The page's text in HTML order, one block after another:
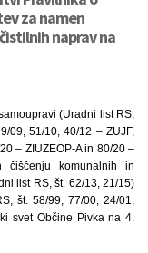
za namen
naprav na
(Uradni list RS,
09, 51/10, 40/12 – ZUJF,
– ZIUZEOP-A in 80/20 –
čiščenju komunalnih in
list RS, št. 62/13, 21/15)
št. 58/99, 77/00, 24/01,
svet Občine Pivka na 4.